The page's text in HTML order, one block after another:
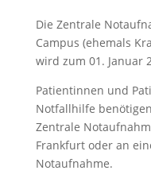
Die Zentrale
Campus (ehemals
wird zum 01. Januar
Patientinnen und
Notfallhilfe
Zentrale
Frankfurt oder an
Notaufnahme.